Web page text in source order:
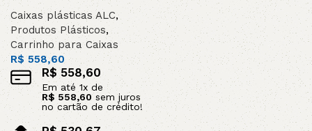
Caixas plásticas ALC,
Produtos Plásticos,
Carrinho para Caixas
R$ 558,60
R$ 558,60
Em até 1x de
R$ 558,60sem juros
no cartão de crédito!